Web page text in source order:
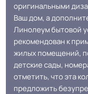
Устойчивость к химии
Особенности
коллекции
Защитный слой
оригинальными
Ваш дом, а
Линолеум бытовой
рекомендован к
жилых помещений,
детские сады,
отметить, что эта
предложить